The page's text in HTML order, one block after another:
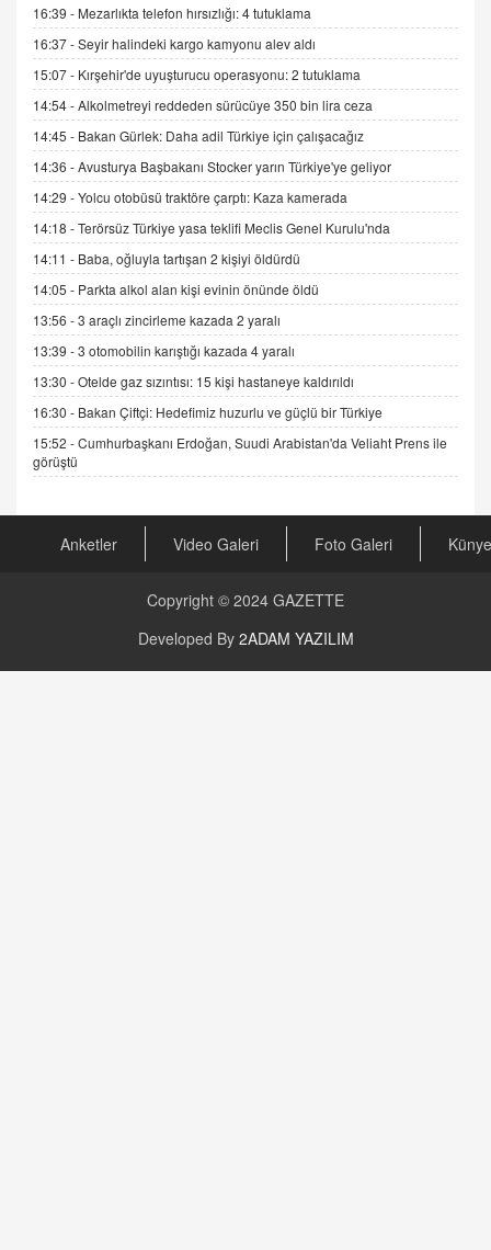
İNCİ GÜL AKÖL
Trump Keşke Adana'yı da Ziyaret Etse...
06.07.2026 13:00
ADEM AKÖL
Esed Destekçilerinin Yüzüne Vurulan Şamar:
Sednaya
11.12.2024 12:30
DR. EKREM ASLAN
Gerçek Ne, Algı Ne? "Beraber Yürüyoruz"
Cümlesinin Peşinden
19.07.2025 12:45
GÖNÜL MENEKŞE
Şifacının Yolu
04.11.2025 12:56
AV. RÜMEYSA ÖZKALE
Arabulucuya Başvuru Şartı
23.09.2023 16:30
Değişen yapısıyla Suriye
16:39 - Mezarlıkta telefon hırsızlığı: 4 tutuklama
16:37 -Seyir halindeki kargo kamyonu alev aldı
15:07 - Kırşehir'de uyuşturucu operasyonu: 2 tutuklama
14:54 -Alkolmetreyi reddeden sürücüye 350 bin lira ceza
14:45 - Bakan Gürlek: Daha adil Türkiye için çalışacağız
14:36 -Avusturya Başbakanı Stocker yarın Türkiye'ye geliyor
14:29 -Yolcu otobüsü traktöre çarptı: Kaza kamerada
14:18 -Terörsüz Türkiye yasa teklifi Meclis Genel Kurulu'nda
14:11 - Baba, oğluyla tartışan 2 kişiyi öldürdü
14:05 - Parkta alkol alan kişi evinin önünde öldü
13:56 -3 araçlı zincirleme kazada 2 yaralı
13:39 -3 otomobilin karıştığı kazada 4 yaralı
13:30 -Otelde gaz sızıntısı: 15 kişi hastaneye kaldırıldı
16:30 - Bakan Çiftçi: Hedefimiz huzurlu ve güçlü bir Türkiye
15:52 -Cumhurbaşkanı Erdoğan, Suudi Arabistan'da Veliaht Prens ile
görüştü
Anketler Video Galeri Foto Galeri Künye
Copyright © 2024 GAZETTE
Developed By 2ADAM YAZILIM